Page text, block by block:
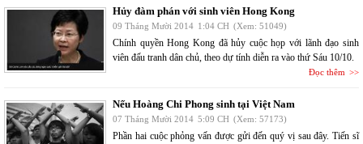
Hủy đàm phán với sinh viên Hong Kong
09 Tháng Mười 2014 1:04 CH (Xem: 51049)
Chính quyền Hong Kong đã hủy cuộc họp với lãnh đạo sinh
viên đấu tranh dân chủ, theo dự tính diễn ra vào thứ Sáu 10/10.
Đọc thêm
Nếu Hoàng Chi Phong sinh tại Việt Nam
07 Tháng Mười 2014 5:09 CH (Xem: 57173)
Phần hai cuộc phỏng vấn được gửi đến quý vị sau đây. Tiến sĩ